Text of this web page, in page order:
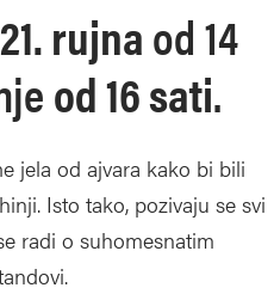
21. rujnaod 14
od 16 sati.
jela od ajvara kako bi bili
Isto tako, pozivaju se svi
radi o suhomesnatim